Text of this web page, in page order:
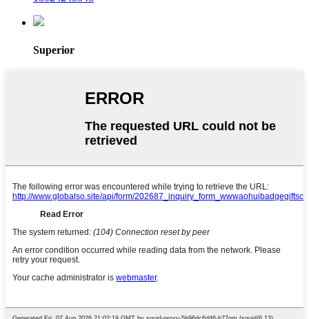
Superior